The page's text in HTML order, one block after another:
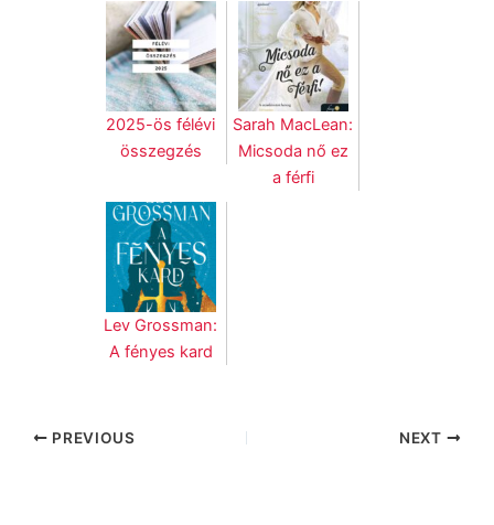
2025-ös félévi
összegzés
Sarah MacLean:
Micsoda nő ez
a férfi
Lev Grossman:
A fényes kard
PREVIOUS NEXT